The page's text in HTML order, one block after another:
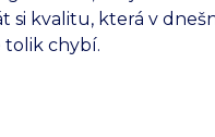
si kvalitu, která v
tolik chybí.